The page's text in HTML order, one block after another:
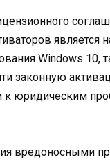
является
Windows 10,
законную
к юридическим
вредоносными